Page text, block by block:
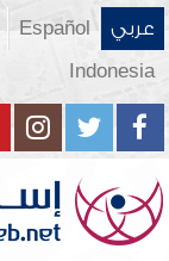
عربي Español
Indonesia